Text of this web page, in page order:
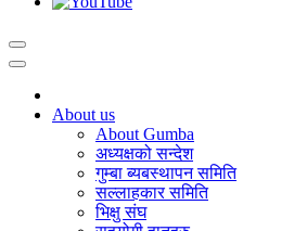
About us
About Gumba
अध्यक्षको सन्देश
गुम्बा ब्यबस्थापन समिति
सल्लाहकार समिति
भिक्षु संघ